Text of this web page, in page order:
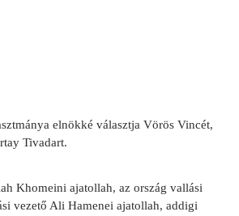
elnökké választja Vörös Vincét,
Tivadart.
Khomeini ajatollah, az ország vallási
vezető Ali Hamenei ajatollah, addigi